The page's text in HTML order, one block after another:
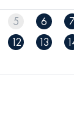
5 6
12 13